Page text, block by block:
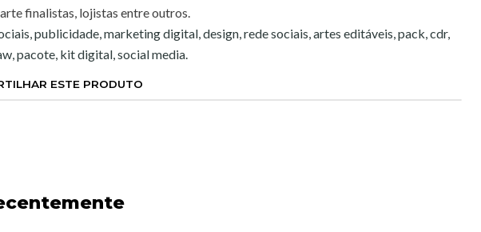
finalistas, lojistas entre outros.
publicidade, marketing digital, design, rede sociais, artes editáveis, pack, cdr,
pacote, kit digital, social media.
ESTE PRODUTO